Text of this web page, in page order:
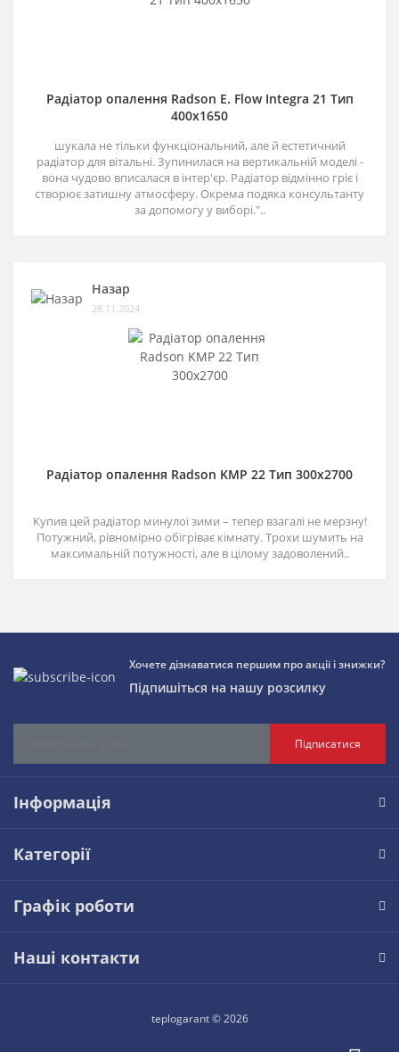
Радіатор опалення Radson E. Flow Integra 21 Тип
400х1650
шукала не тільки функціональний, але й естетичний
радіатор для вітальні. Зупинилася на вертикальній моделі -
вона чудово вписалася в інтер'єр. Радіатор відмінно гріє і
створює затишну атмосферу. Окрема подяка консультанту
за допомогу у виборі."..
Назар
28.11.2024
Радіатор опалення Radson KMP 22 Тип 300х2700
Купив цей радіатор минулої зими – тепер взагалі не мерзну!
Потужний, рівномірно обігріває кімнату. Трохи шумить на
максимальній потужності, але в цілому задоволений..
Хочете дізнаватися першим про акції і знижки?
Підпишіться на нашу розсилку
Підписатися
Інформація
Категорії
Графік роботи
Наші контакти
teplogarant © 2026